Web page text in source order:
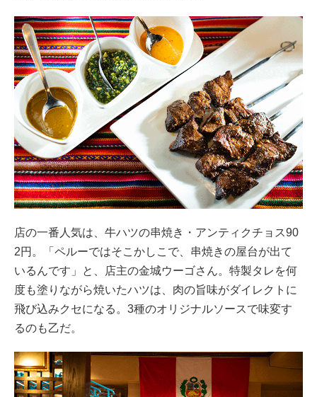
店の一番人気は、牛ハツの串焼き・アンティクチョス90
2円。「ペルーではそこかしこで、串焼きの屋台が出て
いるんです」と、店主の金城ウーゴさん。特製タレを何
度も塗りながら焼いたハツは、肉の旨味がダイレクトに
飛び込みクセになる。3種のオリジナルソースで味変す
るのも乙だ。